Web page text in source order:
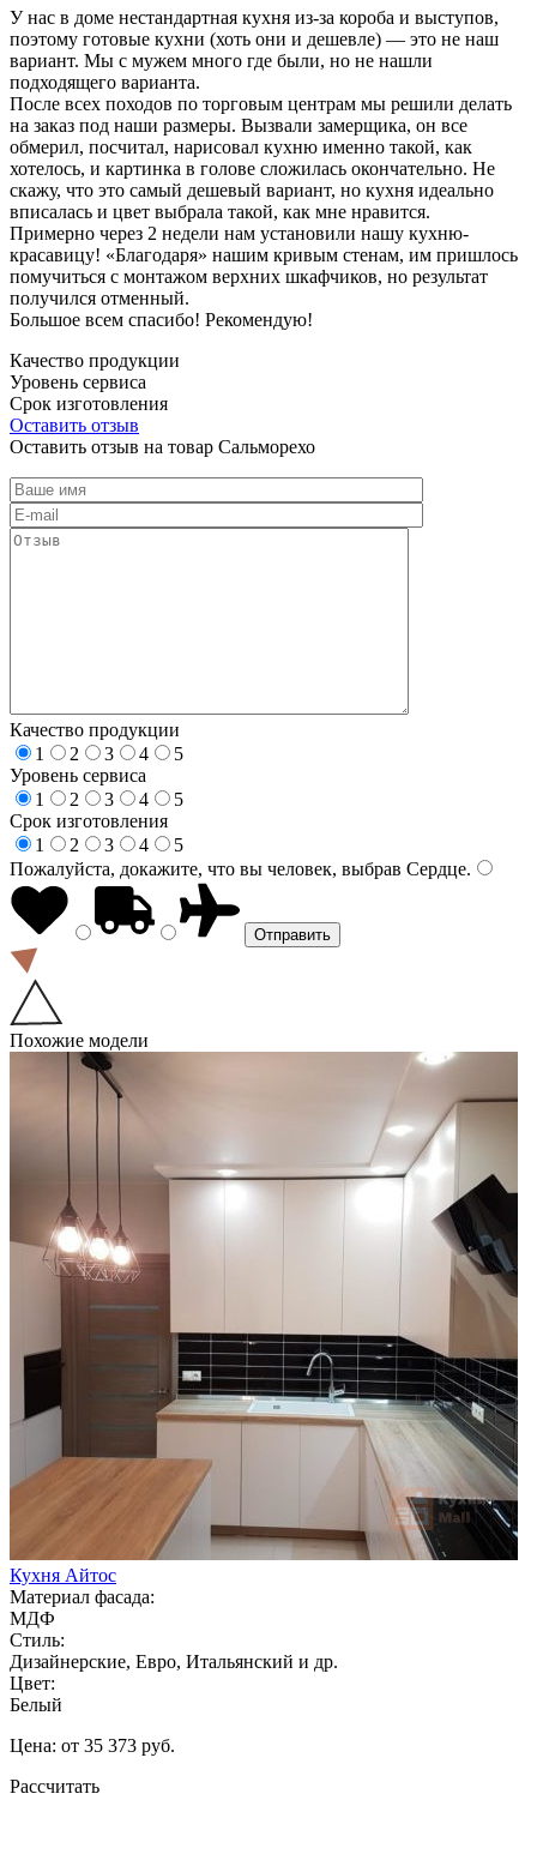
У нас в доме нестандартная кухня из-за короба и выступов,
поэтому готовые кухни (хоть они и дешевле) — это не наш
вариант. Мы с мужем много где были, но не нашли
подходящего варианта.
После всех походов по торговым центрам мы решили делать
на заказ под наши размеры. Вызвали замерщика, он все
обмерил, посчитал, нарисовал кухню именно такой, как
хотелось, и картинка в голове сложилась окончательно. Не
скажу, что это самый дешевый вариант, но кухня идеально
вписалась и цвет выбрала такой, как мне нравится.
Примерно через 2 недели нам установили нашу кухню-
красавицу! «Благодаря» нашим кривым стенам, им пришлось
помучиться с монтажом верхних шкафчиков, но результат
получился отменный.
Большое всем спасибо! Рекомендую!
Качество продукции
Уровень сервиса
Срок изготовления
Оставить отзыв
Оставить отзыв на товар Сальморехо
Качество продукции
1
2 3 4
5
Уровень сервиса
1
2 3 4
5
Срок изготовления
1
2 3 4
5
Пожалуйста, докажите, что вы человек, выбрав Сердце.
Похожие модели
Кухня Айтос
Материал фасада:
МДФ
Стиль:
Дизайнерские, Евро, Итальянский и др.
Цвет:
Белый
Цена: от 35 373 руб.
Рассчитать